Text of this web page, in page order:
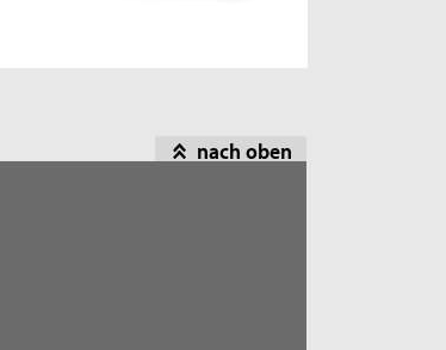
nach oben